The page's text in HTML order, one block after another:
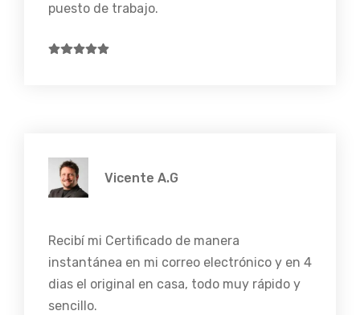
puesto de trabajo.
Vicente A.G
Recibí mi Certificado de manera
instantánea en mi correo electrónico y en 4
dias el original en casa, todo muy rápido y
sencillo.